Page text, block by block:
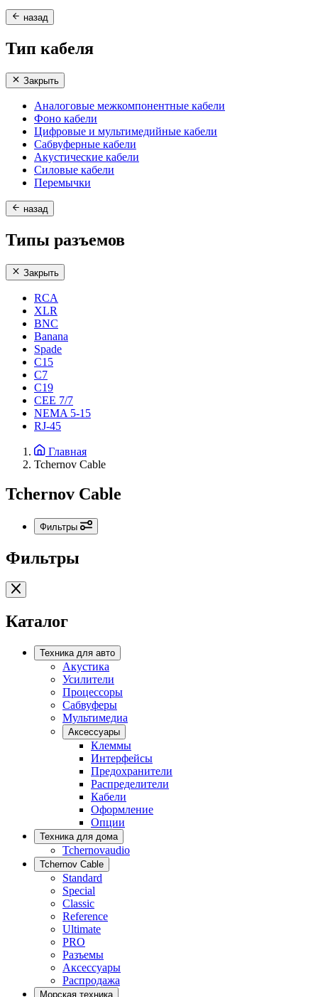
назад
Тип кабеля
Закрыть
Аналоговые межкомпонентные кабели
Фоно кабели
Цифровые и мультимедийные кабели
Сабвуферные кабели
Акустические кабели
Силовые кабели
Перемычки
назад
Типы разъемов
Закрыть
RCA
XLR
BNC
Banana
Spade
C15
С7
C19
CEE 7/7
NEMA 5-15
RJ-45
Главная
Tchernov Cable
Tchernov Cable
Фильтры
Фильтры
Каталог
Техника для авто
Акустика
Усилители
Процессоры
Сабвуферы
Мультимедиа
Аксессуары
Клеммы
Интерфейсы
Предохранители
Распределители
Кабели
Оформление
Опции
Техника для дома
Tchernovaudio
Tchernov Cable
Standard
Special
Classic
Reference
Ultimate
PRO
Разъемы
Аксессуары
Распродажа
Морская техника